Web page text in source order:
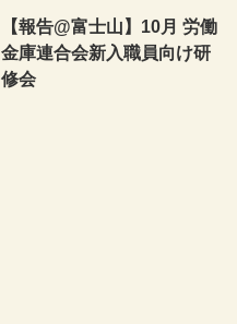
【報告@富士山】10月 労働
金庫連合会新入職員向け研
修会